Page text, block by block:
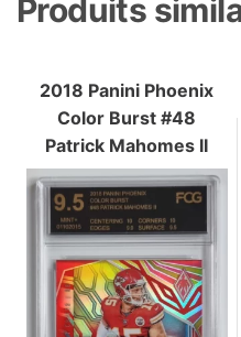
Produits
2018 Panini Phoenix
Color Burst #48
Patrick Mahomes II